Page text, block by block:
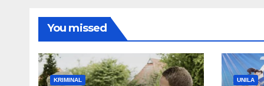
You missed
KRIMINAL UNILA